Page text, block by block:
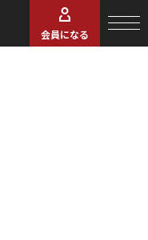
会員になる